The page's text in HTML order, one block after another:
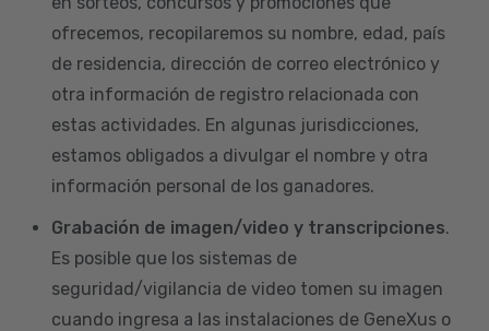
ofrecemos, recopilaremos su nombre, edad, país
de residencia, dirección de correo electrónico y
otra información de registro relacionada con
estas actividades. En algunas jurisdicciones,
estamos obligados a divulgar el nombre y otra
información personal de los ganadores.
Grabación de imagen/video y transcripciones.
Es posible que los sistemas de
seguridad/vigilancia de video tomen su imagen
cuando ingresa a las instalaciones de GeneXus o